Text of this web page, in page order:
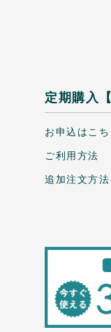
定期購入
お申込はこち
ご利用方法
追加注文方法